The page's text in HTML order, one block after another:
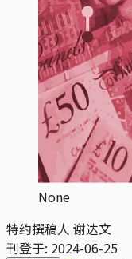
None
特约撰稿人 谢达文
刊登于: 2024-06-25